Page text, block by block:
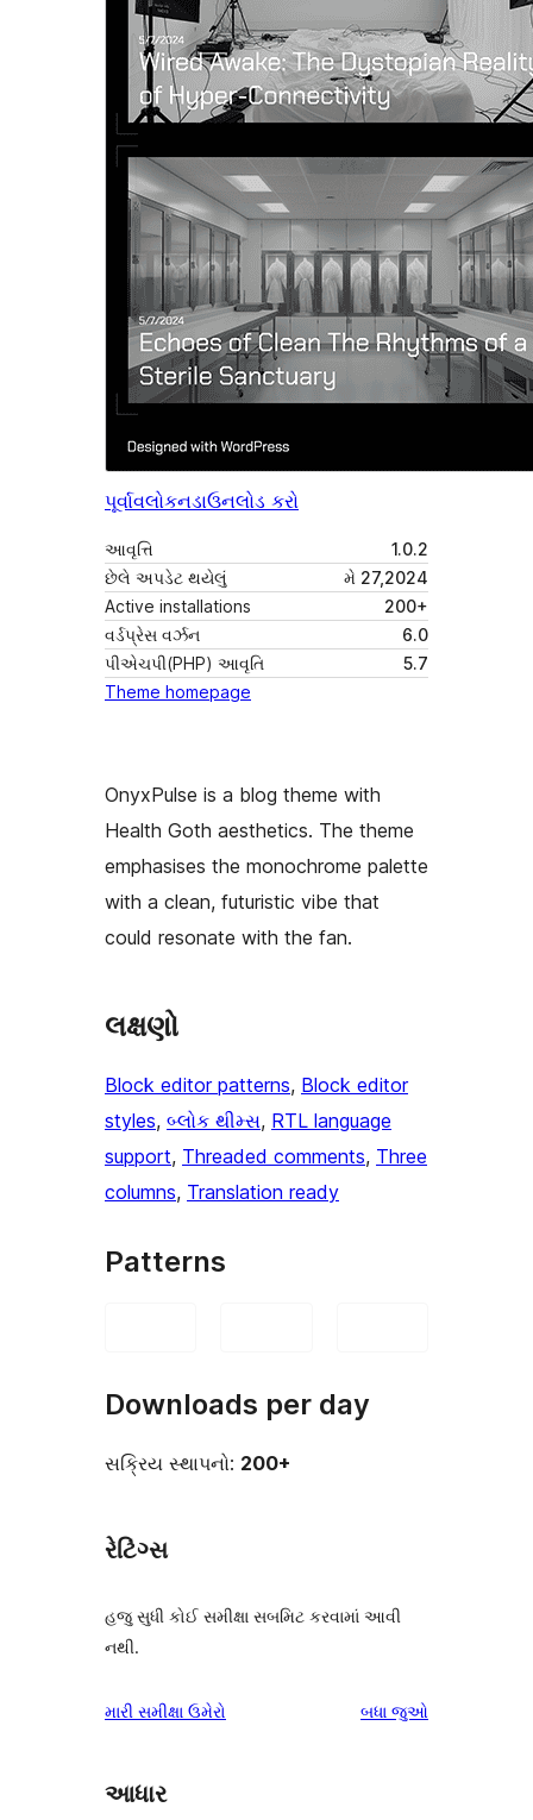
પૂર્વાવલોકનડાઉનલોડ કરો
આવૃત્તિ
1.0.2
છેલે અપડેટ થયેલું
મે 27,2024
Active installations
200+
વર્ડપ્રેસ વર્ઝન
6.0
પીએચપી(PHP) આવૃતિ
5.7
Theme homepage
OnyxPulse is a blog theme with
Health Goth aesthetics. The theme
emphasises the monochrome palette
with a clean, futuristic vibe that
could resonate with the fan.
લક્ષણો
Block editor patterns, Block editor
styles, બ્લોક થીમ્સ, RTL language
support, Threaded comments, Three
columns, Translation ready
Patterns
Downloads per day
સક્રિય સ્થાપનો: 200+
રેટિંગ્સ
હજુ સુધી કોઈ સમીક્ષા સબમિટ કરવામાં આવી
નથી.
મારી સમીક્ષા ઉમેરો બધા સમીક્ષાઓ
જુઓ
આધાર